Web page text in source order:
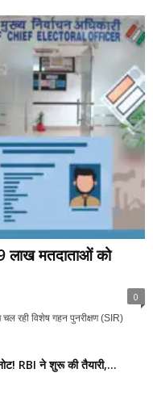
लाख मतदाताओं को
0
चल रही विशेष गहन पुनरीक्षण (SIR)
RBI ने शुरू की तैयारी,...